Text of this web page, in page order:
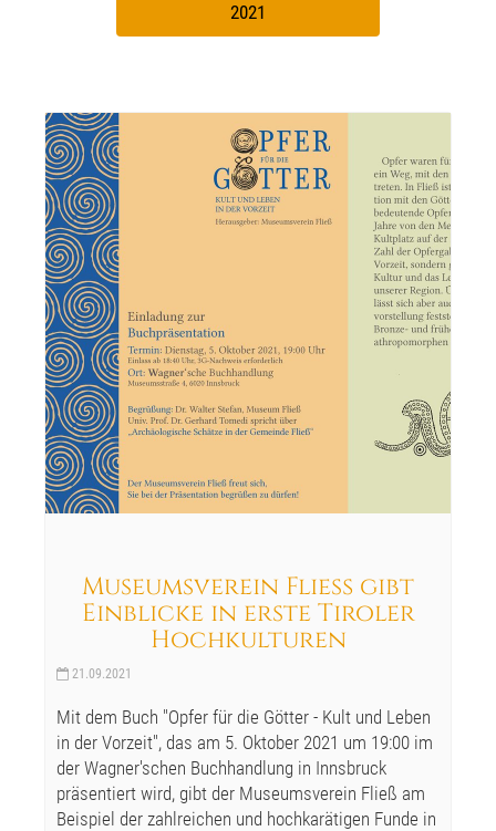
2021
Museumsverein Fließ gibt
Einblicke in erste Tiroler
Hochkulturen
21.09.2021
Mit dem Buch "Opfer für die Götter - Kult und Leben
in der Vorzeit", das am 5. Oktober 2021 um 19:00 im
der Wagner'schen Buchhandlung in Innsbruck
präsentiert wird, gibt der Museumsverein Fließ am
Beispiel der zahlreichen und hochkarätigen Funde in